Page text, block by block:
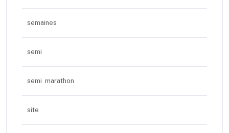
semaines
semi
semi marathon
site